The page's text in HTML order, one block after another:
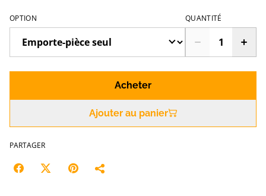
OPTION QUANTITÉ
Acheter
Ajouter au panier
PARTAGER